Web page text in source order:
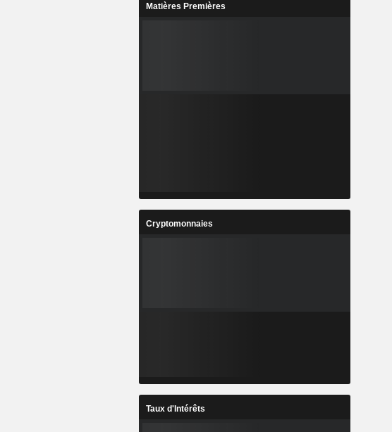
Matières Premières
Cryptomonnaies
Taux d'Intérêts